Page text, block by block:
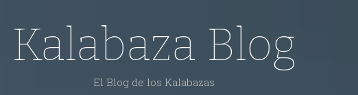
Kalabaza Blog
El Blog de los Kalabazas